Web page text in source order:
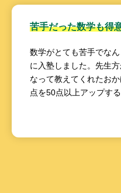
苦手だった数学も得
数学がとても苦手でな
に入塾しました。先生
なって教えてくれたお
点を50点以上アップす